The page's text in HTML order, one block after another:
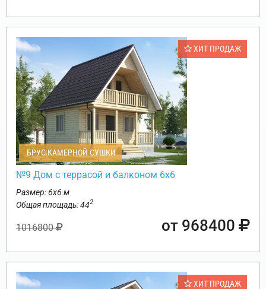
ХИТ ПРОДАЖ
БРУС КАМЕРНОЙ СУШКИ
№9 Дом с террасой и балконом 6х6
Размер: 6х6 м
Общая площадь: 442
1016800 от 968400
ХИТ ПРОДАЖ